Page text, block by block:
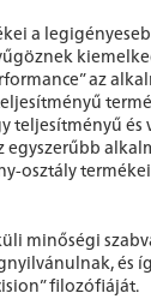
a
az
teljesítményű és
osztály
minőségi
és
filozófiáját.